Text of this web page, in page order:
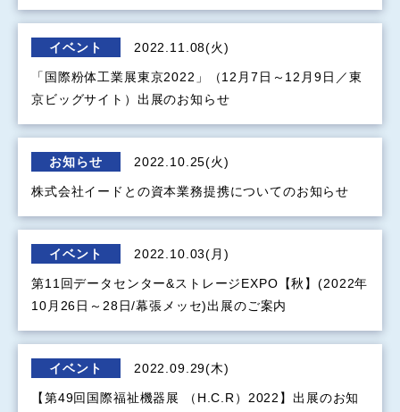
イベント 2022.11.08(火)
「国際粉体工業展東京2022」（12月7日～12月9日／東
京ビッグサイト）出展のお知らせ
お知らせ 2022.10.25(火)
株式会社イードとの資本業務提携についてのお知らせ
イベント 2022.10.03(月)
第11回データセンター&ストレージEXPO【秋】(2022年
10月26日～28日/幕張メッセ)出展のご案内
イベント 2022.09.29(木)
【第49回国際福祉機器展 （H.C.R）2022】出展のお知